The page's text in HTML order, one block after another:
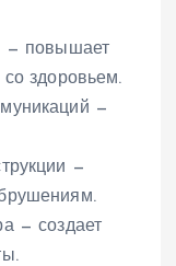
— повышает
здоровьем.
—
—
— создает